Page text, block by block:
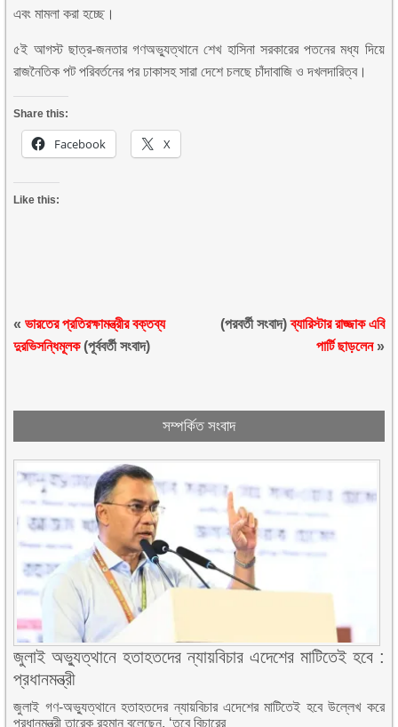
এবং মামলা করা হচ্ছে।
৫ই আগস্ট ছাত্র-জনতার গণঅভ্যুত্থানে শেখ হাসিনা সরকারের পতনের মধ্য দিয়ে
রাজনৈতিক পট পরিবর্তনের পর ঢাকাসহ সারা দেশে চলছে চাঁদাবাজি ও দখলদারিত্ব।
Share this:
Facebook X
Like this:
«ভারতের প্রতিরক্ষামন্ত্রীর বক্তব্য
দুরভিসন্ধিমূলক(পূর্ববর্তী সংবাদ)
(পরবর্তী সংবাদ)ব্যারিস্টার রাজ্জাক এবি
পার্টি ছাড়লেন»
সম্পর্কিত সংবাদ
জুলাই অভ্যুত্থানে হতাহতদের ন্যায়বিচার এদেশের মাটিতেই হবে :
প্রধানমন্ত্রী
জুলাই গণ-অভ্যুত্থানে হতাহতদের ন্যায়বিচার এদেশের মাটিতেই হবে উল্লেখ করে
প্রধানমন্ত্রী তারেক রহমান বলেছেন, ‘তবে বিচারের